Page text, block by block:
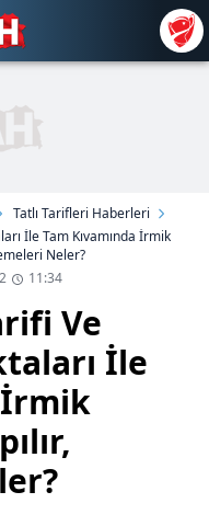
Tatlı Tarifleri Haberleri
İle Tam Kıvamında İrmik
Neler?
11:34
Ve
İle
İrmik